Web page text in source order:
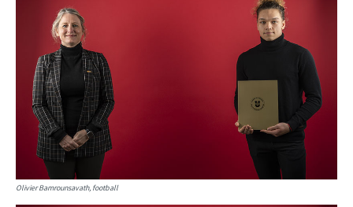
Olivier Bamrounsavath, football